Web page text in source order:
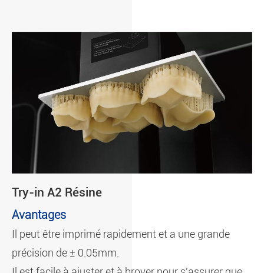
Try-in A2 Résine
Avantages
Il peut être imprimé rapidement et a une grande
précision de ± 0.05mm.